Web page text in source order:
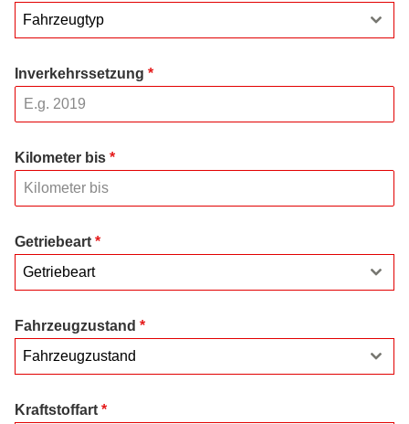
Fahrzeugtyp
Inverkehrssetzung *
Kilometer bis *
Getriebeart *
Getriebeart
Fahrzeugzustand *
Fahrzeugzustand
Kraftstoffart *